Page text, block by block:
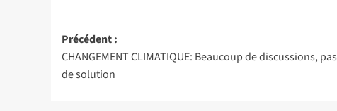
Navigation
d’article
Précédent :
CHANGEMENT CLIMATIQUE: Beaucoup de discussions, pas
de solution